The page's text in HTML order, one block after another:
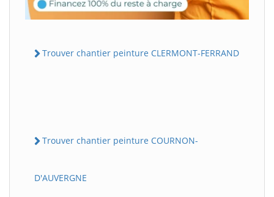
Trouver chantier peinture CLERMONT-FERRAND
Trouver chantier peinture COURNON-
D'AUVERGNE